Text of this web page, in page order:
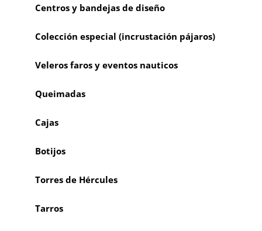
Centros y bandejas de diseño
Colección especial (incrustación pájaros)
Veleros faros y eventos nauticos
Queimadas
Cajas
Botijos
Torres de Hércules
Tarros